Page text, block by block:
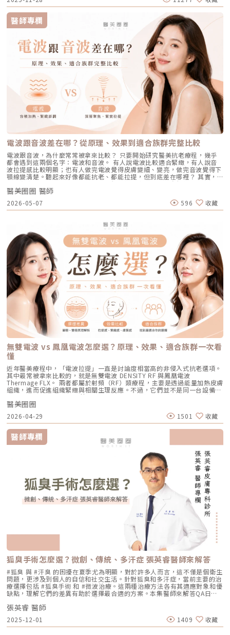
1726nm 的戰痘雷射則是專為「阻斷皮脂腺」而生，能精準且深度地破壞
出油源頭，因此更適合用來拯救中重度發炎、滿臉油光，以及長年反覆發作
的頑固型痘痘肌。誰最適合打 AviClear 戰痘雷射？如果符合以下任一情
況，AviClear 將會是非常值得評估的投資： 口服藥物恐懼或不適應者：曾
經吃過口服 A 酸但無法忍受乾燥脫皮，或是抽血發現肝指數異常而被迫停藥
的人。 備孕中或哺乳中的女性：口服 A 酸有強烈的致畸胎性，停藥後仍需
避孕一段時間；而戰痘雷射純粹是物理性光電治療，對全身系統無影響（但
孕婦本身基於安全考量，雷射療程前仍須經醫師評估）。 滿臉油光、毛孔
粗大者：即使目前沒有嚴重的發炎痘痘，但深受「中東油田」困擾，希望從
根本減少出油量的人。 作息不正常、壓力型成人痘：針對因為熬夜、壓力
大導致賀爾蒙波動，進而反覆在下巴、兩頰爆發的成人痘，精準破壞皮脂腺
能有效阻斷復發。 深色肌膚患者：過去許多雷射（如脈衝光、某些淨膚雷
射）在深色肌膚上容易引發熱傷害或色素沉澱（反黑）。AviClear 的
1726nm 波長針對的是「油脂」而非「黑色素」，因此適用於 Fitzpatrick
膚色分類的 I 到 VI 型（包含極深色肌膚），安全性極高。AviClear 戰痘雷
射 常見 QA 總整理在決定進行療程前，大家心中難免還有一些疑問。我們
整理了討論度最高的幾個問題：Q1：打 AviClear 戰痘雷射會痛嗎？需要敷
麻藥嗎？A：疼痛度極低，多數患者甚至不需要敷麻藥！怕痛的人有福了！
AviClear 搭載了專利的「AviCool™ 藍寶石冷卻技術」，探頭在雷射擊發的
前、中、後都會持續為肌膚表面降溫。治療過程中，主要會感覺到探頭冰冰
涼涼的，伴隨輕微的溫熱感或是像被橡皮筋輕彈的感覺。相較於傳統雷射或
手工清粉刺的痛楚，整體舒適度大幅提升，輕鬆就能完成療程。Q2：我現
在正在吃口服 A 酸，可以打 AviClear 嗎？A：建議先與主治醫師討論。一
般來說，口服 A 酸會讓皮膚變得比較薄且脆弱。多數醫師會建議在停用口服
A 酸至少 1 到 3 個月後，讓皮膚屏障稍微恢復，再來進行雷射治療會比較
安全。Q3：如果我只有局部（例如下巴）長痘痘，可以只打局部嗎？A：通
常建議「全臉治療」效果最佳。皮脂腺是分佈在全臉的，雖然目前只有下巴
在發炎，但其他區域的皮脂腺可能也處於過度活躍的狀態。全臉均勻施打可
以達到整體控油、預防其他部位未來爆發的效果。當然，醫師在施打時，會
針對正在發炎的嚴重區域特別加強能量。Q4：三次療程結束後，一輩子都
幅萎縮皮脂腺，把出油量降到極低，讓長痘痘的機率降到最低。但人體是有
自我修復機制的，經過數年後，部分皮脂腺可能會慢慢恢復部分功能。此
外，極端的壓力、嚴重的賀爾蒙失調依然可能引發零星的痘痘。但整體來
說，膚況絕對會比治療前穩定非常多。許多人會選擇在 1 到 2 年後，將
AviClear 作為年度的「控油進廠保養」來施打一次。Q5：打完 AviClear 後
有修復期嗎？該怎麼保養？A：由於屬於「非侵入性」的安全療程，術後皮
膚最多只會有輕微的泛紅，通常在幾個小時到一天內就會自然消退，完全不
影響日常上班上課。術後的保養也非常簡單：只要做好「基礎保濕」與「確
實防曬」，並在術後一週內暫停使用美白、酸類或去角質等刺激性產品即
可。對於忙碌的現代人來說，是非常友善的午休醫美選擇。拿回肌膚的主導
權，抗痘不再是一場苦戰青春痘從來就不只是一個表面的皮膚問題，它更深
刻地牽動著個人的自信心與社交生活。過去，嚴重痘痘肌患者往往陷入兩
難：任憑痘痘反覆肆虐，或是無奈忍受口服藥物的強烈副作用。隨著 2026
年新一代抗痘武器AviClear 戰痘雷射（1726nm）問世，無疑為醫學美容界
與深受痘痘困擾的患者，提供了一個全新、安全且具備極長效性的無藥物解
答。它成功將抗痘戰場，從伴隨負擔的全身性藥物代謝，精準轉移至局部的
皮脂腺控制，從源頭阻斷致痘環境。如果你也厭倦了反覆擦藥、吃藥的無盡
輪迴，渴望重新擁有一張清爽、穩定、不易泛油光的健康臉龐，建議尋求專
業醫師進行完整的膚況評估。透過精準的雷射療程規劃，為自己預約一個遠
離痘疤與油光的全新未來！
作用於表層角質更新，改善肌膚粗糙。 杏仁酸：屬於果酸的一種但兼具親
脂特性，屬較溫和的酸類選擇。3. 抗老成分 A醇（Retinol）：A醇是目前研
究較完整的抗老成分之一，可促進表皮更新，並間接支持膠原蛋白生成，對
於老化型毛孔與膚質粗糙有一定幫助。但 A醇具有刺激性，建議採取低濃
度、循序漸進方式建立耐受。4. 防曬是關鍵保護：紫外線是造成膠原蛋白流
失與肌膚老化的重要因素之一。長期日曬會加速毛孔鬆弛，因此無論晴雨都
應確實做好防曬（塗抹防曬乳或物理性遮蔽）。醫美療程如何精準對抗毛孔
粗大？如果你期待的是肉眼可見的改善幅度，相比起日常保養，專業的醫美
療程通常會是更直接且具效率的選擇之一。隨著醫美科技的不斷進步，針對
不同成因的毛孔問題都有相對應的解方！1. 溫和深層清潔：海菲秀
（HydraFacial）原理：屬於非侵入性的保養。利用專利的負壓水渦流技
術，溫和無痛地吸出毛孔深層的黑頭、白頭粉刺與多餘皮脂，同時導入高濃
度的保濕與抗氧化精華。適合誰：出油粉刺型毛孔、怕痛不敢打雷射、想作
為重要活動前的急救保養者。效果與特色：做完當下皮膚立刻感受到「會呼
吸」的潔淨感，毛孔因為髒污被清空並喝飽水，視覺上會立刻變得細緻，且
無恢復期。2. 光電雷射：皮秒雷射（搭配特殊透鏡）原理：皮秒雷射
（Pico Laser）是目前詢問度最高的縮毛孔療程。核心在於加上了「蜂巢透
鏡」或「聚焦透鏡」。這能在不破壞表皮的情況下，將雷射光束匯聚，在真
皮層產生「空泡效應（LIOB）」。這就像是在皮膚深層進行微小的破壞，
藉此喚醒肌膚的自癒機制，大量刺激膠原蛋白與彈力纖維新生，進而把毛孔
周圍的凹陷給「撐」起來。適合誰：輕中度的老化型毛孔、輕微淺層痘疤、
想同時改善膚色不均與暗沉的人。效果與特色：熱傷害小，術後通常只會紅
腫1~3天，幾乎不影響日常生活。是目前 CP 值極高的定期保養型雷射。3.
重度凹洞救星：UP雷射原理：如果是屬於嚴重的「疤痕/凹洞型毛孔」，皮
秒雷射可能不夠力，這時候就需要汽化型雷射上場。例如 UP雷射
（UltraPulse），它能將能量精準且極深地打入真皮層甚至皮下組織，切斷
硬化的纖維化疤痕組織，進行深層的肌膚重建。適合誰：嚴重的冰鑿型痘
疤、嚴重凹洞型毛孔粗大。效果與特色：效果非常強大且顯著，但相對的
「破壞力」也強。術後會有明顯的點狀結痂、流組織液，恢復期較長（約需
波 Exion、無限電波 Potenza）原理：結合了「微針」與「電波（RF）」
雙重優勢。透過極細的微針穿透表皮，在到達真皮層特定深度時瞬間釋放電
波熱能。這不僅能刺激膠原蛋白與彈力蛋白重組（改善老化型毛孔），微針
的物理性破壞與電波熱能，還能破壞過度活躍的皮脂腺（改善出油型毛
孔）。適合誰：混合型毛孔（又油又鬆弛）、肝斑體質不適合打高能量雷射
者、想全面提升膚質緊緻度的人。效果與特色：因為熱能在皮膚深層釋放，
表皮的熱傷害極小，退紅快（通常隔天即可上妝）。對於膚質的「整體優
化」有非常亮眼的表現。5. 物理性微創重建：得美微針筆（Dermapen）原
理：透過儀器上極細微的針頭，在肌膚表層每秒創造出1,920的微小穿刺通
道。這種「微破壞」能直接啟動肌膚天然的傷口癒合機制，刺激膠原蛋白與
彈力蛋白增生。更棒的是，這些微通道能像海綿一樣，大幅提升後續保養精
華（如生長因子、高濃度玻尿酸）的吸收率，達到加乘的養膚效果。適合族
群：老化型毛孔、淺層凹洞型毛孔、膚質粗糙者，以及對部分能量型療程較
為敏感、希望降低反黑風險的族群（實際仍需由醫師評估）。效果與特色：
因為沒有雷射或電波的「熱傷害」，所以術後照顧相對簡單，反黑機率極
低。做完後通常會有 1~3 天的微泛紅，能溫和改善膚質與毛孔細緻度的新
興療程。醫美療程怎麼選？重點大評比為了讓你更清楚怎麼挑選，我們整理
了五大主力療程的比較表：療程後的關鍵：醫美術後保養黃金法則許多人投
入療程本身，卻忽略術後照護的重要性，可能影響修復效果，甚至增加色素
沉澱風險。掌握以下三大原則，有助於穩定膚況並延續療程效果：1. 加強保
濕修護雷射或電波療程後，肌膚屏障暫時較為脆弱，容易出現乾燥與水分流
失。建議選擇成分單純、無香精與酒精的保濕與修護產品（如玻尿酸、神經
醯胺），協助維持肌膚修復所需的穩定環境。2. 落實防曬措施術後肌膚對紫
外線較為敏感，建議使用足夠防曬係數（如 SPF30–50 以上），並搭配帽
子、陽傘等物理性防曬，以降低色素沉澱的風險。3. 避免刺激性保養於恢復
期間內，應暫停使用酸類（如果酸、水楊酸）、A醇、去角質及高刺激性美
白產品。實際恢復時間會依療程種類與個人膚況不同，建議依照醫師指示逐
步恢復日常保養。毛孔粗大常見問題Q&A Q1：做完醫美，毛孔就可以「完
全消失」嗎？ 這是不切實際的期望喔！毛孔是皮膚正常的生理結構，不可
能完全消失不見。醫美療程的目標是讓變大、變形毛孔「縮小、變淺」，讓
肌膚在視覺上達到平滑、細緻的效果，也就是俗稱的「水煮蛋肌」狀態。
Q2：打雷射縮毛孔，皮膚會不會越打越薄？ 正確的雷射治療不但不會讓皮
膚變薄，反而會因為刺激真皮層膠原蛋白新生，讓肌膚變得更厚實、更有彈
性！但前提是「間隔時間要充足」且「能量掌控得當」，過度頻繁的施打才
有可能破壞皮膚屏障。Q3：改善毛孔粗大，通常需要打幾次才有效？ 醫美
不是變魔術，通常需要一個「療程」的規劃。以皮秒雷射或微針電波為例，
通常會建議進行 3~5 次（每次間隔約 4~6 週）為一個完整療程。不過，多
數人在第 2 次治療後，就會感覺到上妝變得服貼、出油量減少的明顯變化
了。Q4：我是容易泛紅的敏感肌或酒糟肌，也能做醫美縮毛孔嗎？需經醫
師審慎評估。敏感肌或酒糟肌因皮膚屏障較脆弱，若在發炎尚未穩定的情況
下進行高能量雷射，可能增加泛紅加劇或刺激反應的風險。因此治療重點通
常會先放在「穩定膚況與降低發炎反應」，並依個別狀況調整可能的誘發因
素。待肌膚穩定後，再由醫師評估選擇較溫和的療程，例如微針類療程或能
量可精準控制的微針電波，以循序漸進方式改善毛孔粗大與膚質細緻度。
Q5：我平常有在擦酸類或A醇縮毛孔，做醫美前後需要停用嗎？建議暫停使
用，但實際時間需依療程種類與個人膚況調整。酸類（如果酸、水楊酸）與
A醇會促進角質代謝，可能在療程前後增加肌膚敏感度，使刺激反應（如泛
紅、乾燥）加劇，並提高色素沉澱的風險。一般常見建議為：療程前約3–7
天暫停使用，術後約1–2週再視肌膚修復狀況逐步恢復。但實際仍應依醫師
評估為準。在停用期間，建議以溫和清潔、加強保濕與修護（如玻尿酸、神
經醯胺等），並落實防曬措施，協助肌膚穩定修復。擺脫毛孔焦慮，找回平
滑自信肌對抗毛孔粗大是一場長期抗戰，它需要你改變不良的生活習慣、建
立正確的居家保養觀念，並適時借助醫美科技的強大力量來突破瓶頸。現在
的醫美技術已經能為各種膚況提供客製化的解決方案，如果不確定自己到底
是屬於哪一種毛孔類型，或者不知道該從哪一個療程下手，建議直接安排時
間到專業的醫美診所進行諮詢。透過醫師的專業評估，甚至搭配高階的肌膚
檢測儀器，才能為你規劃出最精準、最不走冤枉路的縮毛孔計畫！★溫馨提
「燒灼式破壞」，轉變為更精準、更可控的「震碎式處理」，再結合 AI 影
像分析與超冷卻保護，使治療不僅更安全、也更貼近現代人追求的舒適與高
效率。對於過去因反黑、修復期長或效果不均而猶豫的族群而言，Reepot
的出現為除斑帶來全新的可能。 這篇文章就帶你理解Reepot 到底怎麼運
作？和你聽過的皮秒、傳統雷射有什麼不同？誰適合做、誰不適合？效果、
術後照護、價格又是多少呢？希望能讓你在做選擇前，有完整且中立的參
考。為什麼斑點這麼難纏？了解色素成因，是選擇療程前最重要的一步許多
人以為斑點只是「曬太陽造成的色塊」，但實際上臉上的每一顆斑，都可能
有不同來源。色素形成的原因多元，深度位置也不相同，因此在治療上自然
不能以單一方式應對。常見的斑點來源包括：一、紫外線長期累積的影響日
曬會刺激黑色素細胞活躍，形成曬斑、雀斑或不均勻暗沉。二、基因與體質
因素有些人天生黑色素細胞較敏感，斑點更容易在年輕時就出現。三、荷爾
蒙波動包含懷孕、避孕藥、壓力、作息不穩等，都可能使色素活躍，例如熟
知的肝斑。四、發炎後色素沉澱（PIH）痘痘、皮膚受傷、過度刺激後，都
可能留下深淺不一的色沉。以上原因造成斑點呈現不同的「深度」「密度」
與「分布」，也使除斑變得不再只是把黑色素擊散這麼簡單。只要能量不
足，改善有限；能量過強，又可能刺激皮膚，造成修復期延長、色素反應，
甚至讓斑點反覆出現。也因為色素問題本身複雜，傳統除斑療程才會讓人覺
得「效果不一定穩定」。要真正提高治療的成功率，關鍵就在於是否能更精
準、穩定地處理不同深度的黑色素，同時降低熱傷害。什麼是 Reepot AI時
光雷射？從技術重新理解除斑Reepot AI時光雷射是一款以 532 nm 綠光為
基礎，並結合 AI 影像分析的智慧型色素雷射，已通過美國 FDA、韓國
KFDA 與台灣 TFDA 核可。它的設計目的，是讓除斑治療更精準、更安全，
也更符合亞洲膚質對低熱傷害的需求。透過AI智慧影像掃描技術，系統能先
辨識斑點的深度與分布，使能量設定更具科學依據。在治療作用上，
Reepot 搭載超低溫冷卻機制，能在能量擊發的同時以低溫保護皮膚，降低
紅腫與熱刺激。其能量原理以機械式震動分散黑色素為主，而非單純依賴高
熱破壞，因此對周邊組織更溫和。簡單來說，它讓除斑從過去較不穩定的模
式，提升為更可控、恢復期更短的療程設計。Reepot 三大核心技術：讓除
斑更精準、安全、穩定在眾多除斑雷射中，Reepot 之所以被視為新一代的
術，不只是把能量打在斑點上，而是以更科學、更安全的方式處理色素問
題。AutoDerm 智慧影像分析系統在正式治療前，系統會先掃描肌膚，辨識
每一處斑點的分布、深度與範圍。這讓醫師不再只依賴肉眼判斷，而是能透
過影像資訊調整能量，讓治療更客製化、也更一致。對於斑點多、深淺不一
或分布不規則的人來說，這項技術能有效提升治療的精準度。CPTL 超冷卻
保護除斑過程中最令人擔心的副作用之一，就是因熱能過高造成紅腫、脫
皮，甚至反黑。CPTL 的作用是在雷射擊發的同時迅速降溫，使肌膚保持在
低溫狀態，避免熱能向周圍擴散。皮膚被冷保護包覆後，不僅治療時更舒
適，也能減少後續的發炎反應，讓整體修復期縮短許多。VSLS色素冷剝離
技術在 532 奈米波長下，Reepot 的能量並非以高熱燒灼黑色素，而是以機
械式的震動作用使色素顆粒鬆動、分離，再交由身體自然代謝。這項機制能
同時保護真皮層的血管結構，減少對健康組織的影響，讓整個治療更溫和，
也降低出現過度刺激或色素反應的可能性。透過這三項核心技術的搭配，
Reepot 不只是單純「把斑點打掉」，而是以更安全、更穩定的方式改善色
素問題，也更符合現代人對於恢復期短、風險低的期待。Reepot 為何能將
斑點一撕即除？人工皮代謝讓改善更有感為什麼 Reepot 能做到治療後「撕
除人工皮時同步帶走斑點」？這與它的能量作用與術後設計密切相關。
Reepot 透過 532 nm 能量搭配冷剝離技術，使表層黑色素逐漸被帶向角質
層；治療後覆蓋的人工皮則提供穩定、封閉式的修復環境，讓色素在代謝期
間被更完整地固定在表皮。當人工皮在回診時由專業人員取下，老化角質連
同部分色素會一併脫落，因此能呈現出「一撕即除」的改善效果。以冷卻保
護與機械式震動相結合的方式，讓斑點代謝更有感，也讓治療成果更直觀。
誰適合做 Reepot？讓你一眼就能找到自己的定位Reepot 特別適合以下肌
膚需求： 曬斑、雀斑、老人斑、顴骨母斑 膚色暗沉不均，看起來不夠乾淨
做過除斑，但怕反黑、怕紅腫 希望治療後恢復期短、隔天能上班 膚質偏薄
或偏敏感，不敢嘗試侵略性太高的治療Reepot AI時光雷射的效果：一次能
改善什麼？以下為臨床上常見改善情況（效果因個人皮膚而異）： 斑點淡
化明顯 膚色提亮、均勻度提升 老人斑變淡、邊界變柔和 妝感變乾淨，妝更
貼更亮 肌膚質地有細緻感Reepot 術後恢復期與照護指南Reepot 最大優勢
之一就是修復期短。常見反應淡淡泛紅：1–3 天斑點結痂／色素加深：3–7
天代謝期：1–2 週術前事項1. 治療部位若有傷口、感染或過敏發炎需等肌膚
恢復後再施作。2. 有心律調節器、光敏感或慢性疾病者需由醫師評估安全
性。3. 孕婦、哺乳者與近期使用光敏藥物者不建議進行光電療程。4. 三個
月內做過深層換膚或磨皮者需與醫師確認治療時機。5. 術前請避免日曬並停
止酸類、去角質與刺激性保養品。這些都有助於減少反黑。術後照護1. 人工
皮需連續貼著約 14 天且不可自行撕除。2. 若人工皮翹起或濕潤可加貼更大
片人工皮加強固定。3. 術後兩週內避免三溫暖、蒸氣、劇烈流汗與飲酒。4.
請按時回診由專業人員移除人工皮並檢查膚況。5. 如出現紅腫、刺癢或滲出
應立即聯絡診所處理。6. 色素代謝期間避免使用磨砂、卸妝棉與去角質產
品。7. 修復期需加強保濕並確實做好防曬。Reepot 的優勢到底在哪？與傳
準 舒適度 熱感明顯，需敷麻 即時冷卻系統，可不需敷麻 反黑風險 較高 較
理多種斑點 療程次數 修復期 可能需多次，修復期較長 單次有感改善、修復
期更短 適合性 適合多數色斑但風險略高 適合希望快速、低風險改善的族群
Reepot AI時光雷射禁忌症以下情況在接受 Reepot 治療時需特別注意，需
由醫療人員審慎評估：1. 具有光敏感體質或正在使用感光藥物者若皮膚對光
線反應特別強烈，或正在使用會增加光敏性的藥物，治療後發生刺激或色素
反應的風險較高。2. 三個月內曾使用口服 A 酸A 酸會影響皮膚角質更新與
修復速度，使治療後的反應加劇，因此仿單建議需完全停藥至少三個月。3.
最近三到六個月內接受過填補注射包括玻尿酸、洢蓮絲、舒顏萃等填充劑，
為避免能量影響填充物穩定性，需由醫療人員評估治療時機。4. 三個月內接
受過磨皮或其他侵入性治療若表皮尚未完全恢復，過早進行雷射可能造成過
度刺激或延長恢復期。5. 懷孕與哺乳期間仿單中明確列為需避免的狀況，主
要基於安全性與荷爾蒙變動的不確定性雖然非侵入性，但仍建議暫緩治療。
醫師專欄
電波跟音波差在哪？從原理、效果到適合族群完整比較
電波跟音波，為什麼常常被拿來比較？ 只要開始研究醫美抗老療程，幾乎
都會遇到這兩個名字：電波和音波。 有人說電波比較適合緊緻，有人說音
波拉提感比較明顯；也有人做完電波覺得皮膚變細、變亮，做完音波覺得下
顎線變清楚。聽起來好像都能抗老、都能拉提，但到底差在哪裡？ 其實，
電波和音波最大的差別，不是「哪一個比較厲害」，而是它們使用的能量不
同、作用的層次不同，適合處理的老化問題也不同。 簡單來說： 電波偏向
改善皮膚的鬆、細紋、膚質與緊緻度。 音波偏向改善輪廓的垂、嘴邊肉、
下顎線與深層支撐。 例如：如果把臉比喻成一棟房子，電波比較像是在整
理牆面，讓表面變得更平整、更緊；音波則比較像是在加強地基與支撐結
拉提使用的是 RF 射頻能量。RF 是 Radiofrequency 的縮寫。原理是透過
射頻能量在皮膚組織中產生熱能，讓膠原蛋白受熱收縮，並啟動後續的膠原
蛋白新生與重組。很多人一聽到「加熱」會覺得很抽象，電波不是只打一個
點，而是讓一段皮膚組織被均勻加熱。當皮膚裡的膠原纖維遇到適當熱能，
就像鬆掉的彈力網被重新收緊，視覺上會有比較緊、平整的感覺。所以電波
常見的效果感受包括：皮膚變緊、細紋變淡、毛孔視覺變細緻、臉部鬆弛感
改善、膚質變得比較平滑。也因為電波比較強調「皮膚緊緻」和「膚質改
善」，所以如果困擾的是臉看起來鬆鬆的、眼周或嘴邊有細紋、臉頰摸起來
不夠緊實，電波通常會是可以評估的方向。但要注意，電波不是做完就立刻
變成另一張臉。效果通常會分成兩個階段：一部分人會先感覺皮膚有收緊
感，後續則會隨著膠原蛋白慢慢新生，讓緊緻度逐漸出現。音波是什麼？重
點在聚焦超音波與深層拉提音波拉提使用的是 聚焦式超音波能量，常見名
稱包含 HIFU、MFU 或 MFU-V。它的特色是可以把能量聚焦到皮膚深層，形
成一個個熱凝結點，刺激組織收縮與膠原蛋白新生。部分音波療程可透過不
同深度探頭，將能量作用到接近深層支撐結構的位置，例如常被討論的
SMAS 筋膜層。SMAS 是臉部支撐結構的一部分，傳統拉皮手術也會處理這
個層次。音波的概念，就是透過非侵入式方式，把能量送到較深層的支撐結
構，幫助輪廓往上拉。所以音波常見的效果感受包括：下顎線變清楚、嘴邊
肉改善、臉部線條變順、雙下巴或下半臉鬆垂感變少。如果你的困擾不是細
紋，而是「臉往下掉」、「輪廓線越來越模糊」、「拍照時下半臉變重」，
音波通常會比電波更貼近你的需求。不過音波也不是越深越好、越痛越有
效。不同部位需要不同探頭、不同深度與不同發數，醫師必須依照臉型、脂
肪厚度、骨架與皮膚狀況去規劃。打錯層次、能量過高或發數不合適，都可
能影響效果與安全性。電波、音波、傳統拉皮手術差異表 項目 電波拉提 音
波拉提 傳統拉皮手術 療程原理 使用RF射頻能量，透過熱能刺激膠原蛋白收
縮與新生 使用聚焦式超音波能量，將熱能聚焦到特定深度，刺激組織收縮
與膠原蛋白新生 透過外科手術方式，移除多餘皮膚，並重新拉提、固定鬆
弛組織 作用方向 偏向皮膚緊緻、細紋、膚質與鬆弛感改善 偏向深層支撐、
輪廓拉提、下顎線與嘴邊肉改善 偏向明顯鬆弛、下垂組織與多餘皮膚的結
構性改善 常見作用層次 真皮層、皮下組織，依儀器與能量設定不同 真皮
層、皮下組織、筋膜層等不同深度，依探頭與機型不同 皮膚、皮下組織、
SMAS筋膜層等，依手術方式不同 適合部位 臉部、眼周、下顎線、頸部、身
肉、下顎線模糊、臉部下垂感 改善明顯鬆弛、下垂與多餘皮膚，拉提幅度
通常較明顯 適合對象 皮膚開始鬆、細紋變多、毛孔或膚質變粗、想讓臉看
起來更緊緻的人 輪廓開始下垂、嘴邊肉明顯、下顎線不清楚、下半臉變重
型、能量與個人耐受度，可能不需麻醉或搭配舒緩方式 通常需要局部麻
上，依手術範圍與複雜度不同 修復期 多數人修復期短，可能有暫時泛紅、
長，可能有腫脹、瘀青、傷口照護與拆線需求 效果出現時間 部分人術後先
有緊實感，完整效果通常隨膠原蛋白新生逐漸出現 部分人術後有緊繃感，
拉提效果通常會在數週至數月逐漸明顯 術後消腫後逐漸看出效果，完整自
然度需等待恢復期 維持時間 約1年至1年半以上，依個人體質、老化速度與
保養而定 約1年至1年半以上，依個人體質、發數、能量與保養而定 通常可
維持數年，但仍會隨年齡與老化速度改變 優點 非侵入式、修復期短、膚質
與緊緻感改善自然 非侵入式、修復期短、對輪廓線與深層支撐較有針對性
拉提幅度通常較明顯，適合較嚴重鬆弛者 限制 對非常明顯的下垂或多餘皮
膚，改善幅度有限 對膚質、毛孔、細紋的改善不一定比電波明顯 需開刀、
強，要問哪個適合你很多人會問：「電波跟音波哪個效果比較好？」但這個
問題其實很容易問錯方向。因為電波和音波不是同一種東西，它們就像健身
醫美圈圈 醫師
2026-05-07 596 收藏
無雙電波 vs 鳳凰電波怎麼選？原理、效果、適合族群一次看
懂
近年醫美療程中，「電波拉提」一直是討論度相當高的非侵入式抗老選項。
其中最常被拿來比較的，就是無雙電波 DENSITY RF 與鳳凰電波
Thermage FLX。 兩者都屬於射頻（RF）類療程，主要是透過能量加熱皮膚
組織，進而促進組織緊緻與相關生理反應。不過，它們並不是同一台設備，
也不只是名稱不同而已。 簡單來說： 鳳凰電波較常被用於輪廓緊緻與拉提
需求，屬於單極射頻應用的代表療程； 無雙電波則為結合單極與雙極射頻
的複合式電波療程，常被用於同時兼顧緊緻與膚質改善。 根據原廠資料，
Thermage 為非侵入式射頻療程，可應用於肌膚緊緻與平滑需求；而
DENSITY 則採用單極與雙極射頻能量，可作用於不同皮膚層次。 這也是為
什麼許多人在選擇療程時會產生疑問： 我需要的是「輪廓拉提」，還是
「膚質細緻」？ 我適合鳳凰電波，還是無雙電波？ 兩者是否可以搭配施
作？ 以下將用較好理解的方式，帶你一次釐清兩者差異。什麼是鳳凰電波
Thermage FLX？鳳凰電波的正式名稱是 Thermage FLX，為台灣索塔
SoltaTaiwan Limited旗下的射頻設備。根據台灣原廠資料，Thermage
FLX 採用單極電容耦合射頻技術。所謂「電容耦合」，簡單來說就是能量透
過皮膚表面傳導進入皮膚內部，無需破壞皮膚結構。它的特色是「單極電
波」。是能將熱能傳遞到較深層的皮膚組織，形成較廣泛的容積式加熱。一
般民眾常聽到的「電波拉提」、「緊緻輪廓」、「改善鬆弛」，多半就是從
這類療程概念延伸而來。由於屬於非侵入式，不需要手術或注射，且通常恢
復期較短；效果可能在療程後逐漸顯現，並隨著時間持續變化。鳳凰電波適
合施打族群鳳凰電波比較常被期待用在以下需求： 臉部鬆弛感 下顎線不清
楚 嘴邊肉或輪廓線變模糊 眼周細紋與鬆弛 身體局部肌膚鬆弛 常被作為年度
型保養選項之一不過要特別注意，任何非侵入式儀器療程都不是拉皮手術，
也不是填充療程。它比較適合用來改善輕度到中度鬆弛，若已經有明顯皮膚
下垂、脂肪位移或組織支撐不足，仍需要由專業醫師評估是否需搭配其他療
程。什麼是DENSITY RF無雙電波 ？無雙電波的英文名稱為 DENSITY，由
Jeisys Medical 推出。根據 DENSITY 官方資料，這套系統使用單極與雙極
高頻能量，可將能量傳遞到淺層與深層皮膚組織。它和傳統單一電波不同的
地方，在於它主打「單極 + 雙極」的複合式能量設計。單極偏向較深層作
用，雙極則偏向較表層、較集中，因此在療程定位上，無雙電波常被形容為
兼顧： 深層緊緻 淺層膚質 細紋改善 毛孔與光澤感 整體肌膚精緻度
DENSITY 採用 sequential monopolar + bipolar RF，也就是序列式單極
與雙極射頻能量，並搭配冷卻與即時阻抗校準等設計。無雙電波適合施打族
群無雙電波常被期待用在以下族群： 臉沒有嚴重鬆弛，但開始覺得輪廓不
夠緊 膚質變粗、毛孔變明顯 乾燥細紋、光澤感下降 想做電波，但怕疼痛感
太強 想要自然型、精緻型保養 希望同時處理緊緻與膚質所以如果說鳳凰電
波比較偏「輪廓拉提主力」，無雙電波就比較像「緊緻 + 膚質管理」的複合
醫美圈圈
2026-04-29 1501 收藏
醫師專欄
狐臭手術怎麼選？微創、傳統、多汗症 張英睿醫師來解答
#狐臭 與 #汗臭 的困擾在夏季尤為明顯，對於許多人而言，這不僅是個衛生
問題，更涉及到個人的自信和社交生活。針對狐臭和多汗症，當前主要的治
療選擇包括 #狐臭手術 和 #微波治療。這兩種治療方法各有其適應對象和優
缺點，理解它們的差異有助於選擇最合適的方案。本集醫師來解答QA日常
生活中該如何減少體味產生？重點摘要：00:00 開場00:05 微創旋轉刮刀狐
臭手術與傳統狐臭手術法之比較00:40 狐臭手術治療效果如何？01:55 狐臭
和多汗我都有，但我能使用狐臭手術嗎？02:33 狐臭治療建議幾歲開始做？
03:08 微波治療後汗水會跑到其他部位嗎？04:21 日常生活中該如何減少體
味產生？張英睿皮膚專科診所官網 : http://www.skinbook.com.tw/張英
張英睿 醫師
2025-12-01 1409 收藏